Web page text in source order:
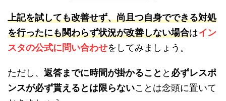
上記を試しても改善せず、尚且つ自身でできる対処
を行ったにも関わらず状況が改善しない場合はイン
スタの公式に問い合わせをしてみましょう。
ただし、 返答までに時間が掛かること と 必ずレスポ
ンスが必ず貰えるとは限らないことは念頭に置いて